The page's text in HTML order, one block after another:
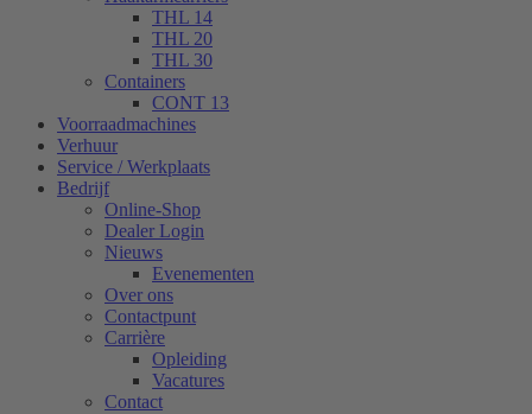
THL 14
THL 20
THL 30
Containers
CONT 13
Voorraadmachines
Verhuur
Service / Werkplaats
Bedrijf
Online-Shop
Dealer Login
Nieuws
Evenementen
Over ons
Contactpunt
Carrière
Opleiding
Vacatures
Contact